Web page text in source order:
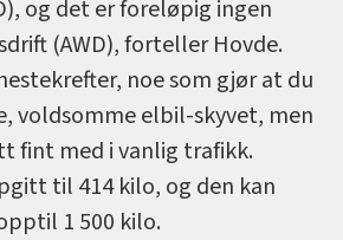
og det er foreløpig ingen
(AWD), forteller Hovde.
noe som gjør at du
voldsomme elbil-skyvet, men
fint med i vanlig trafikk.
til 414 kilo, og den kan
1 500 kilo.